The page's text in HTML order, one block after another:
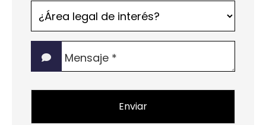
¿Área
legal
de
interés?
*